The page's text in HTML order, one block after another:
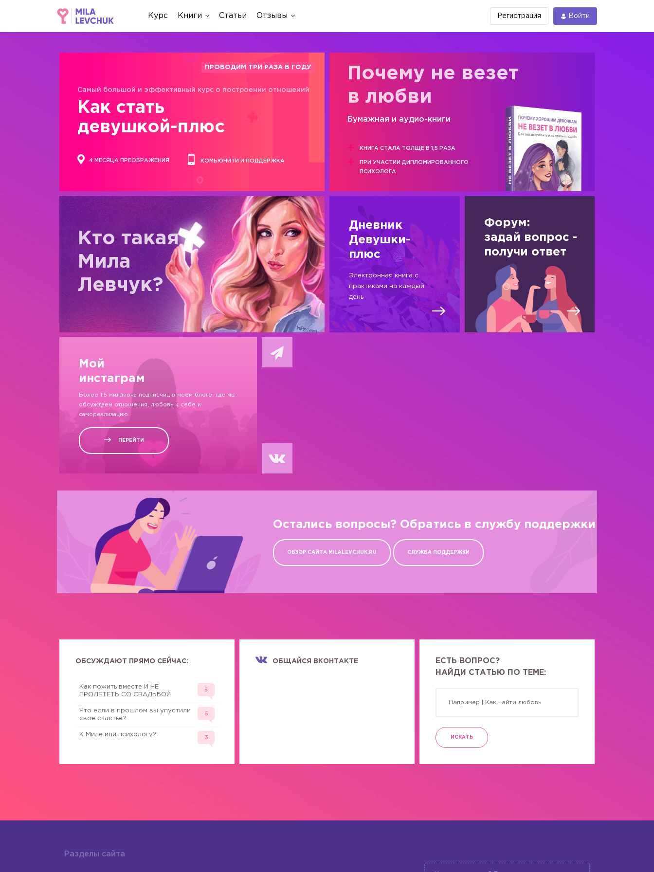
Курс Книги Статьи Отзывы Регистрация Войти
ПРОВОДИМ ТРИ РАЗА В ГОДУ
Самый большой и эффективный курс о построении отношений
Как стать
девушкой-плюс
4 МЕСЯЦА ПРЕОБРАЖЕНИЯ КОМЬЮНИТИ И ПОДДЕРЖКА
Почему не везет
в любви
Бумажная и аудио-книги
КНИГА СТАЛА ТОЛЩЕ В 1,5 РАЗА
ПРИ УЧАСТИИ ДИПЛОМИРОВАННОГО
ПСИХОЛОГА
Кто такая
Мила
Левчук?
Дневник
Девушки-
плюс
Электронная книга с
практиками на каждый
день
Форум:
задай вопрос -
получи ответ
Мой
инстаграм
Более 1,5 миллиона подписчиц в моем блоге, где мы
обсуждаем отношения, любовь к себе и
самореализацию.
ПЕРЕЙТИ
Остались вопросы? Обратись в службу поддержки
ОБЗОР САЙТА MILALEVCHUK.RU СЛУЖБА ПОДДЕРЖКИ
ОБСУЖДАЮТ ПРЯМО СЕЙЧАС:
Как пожить вместе И НЕ
ПРОЛЕТЕТЬ СО СВАДЬБОЙ
5
Что если в прошлом вы упустили
свое счастье?
6
К Миле или психологу?
3
ОБЩАЙСЯ ВКОНТАКТЕ
ЕСТЬ ВОПРОС?
НАЙДИ СТАТЬЮ ПО ТЕМЕ:
ИСКАТЬ
Разделы сайта